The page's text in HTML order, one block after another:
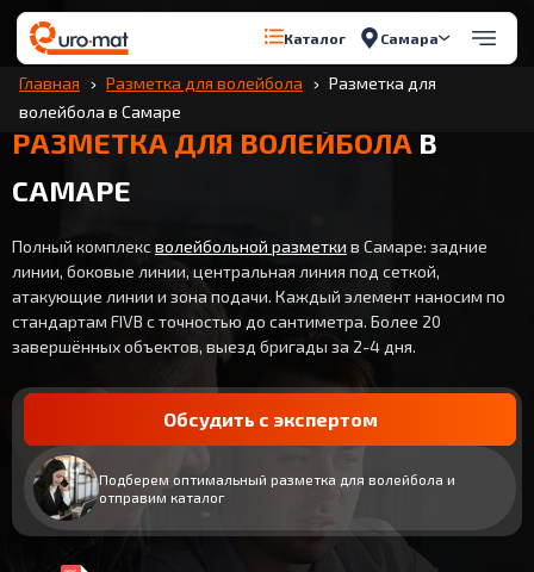
Каталог Самара
Главная Разметка для волейбола
Разметка для
волейбола в Самаре
РАЗМЕТКА ДЛЯ ВОЛЕЙБОЛА В
САМАРЕ
Полный комплекс волейбольной разметки в Самаре: задние
линии, боковые линии, центральная линия под сеткой,
атакующие линии и зона подачи. Каждый элемент наносим по
стандартам FIVB с точностью до сантиметра. Более 20
завершённых объектов, выезд бригады за 2-4 дня.
Обсудить с экспертом
Подберем оптимальный разметка для волейбола и
отправим каталог